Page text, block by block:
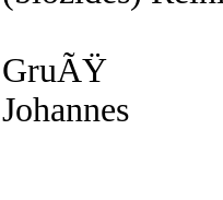
GruÃŸ
Johannes